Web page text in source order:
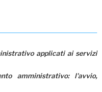
applicati ai servizi
amministrativo: l'avvio,